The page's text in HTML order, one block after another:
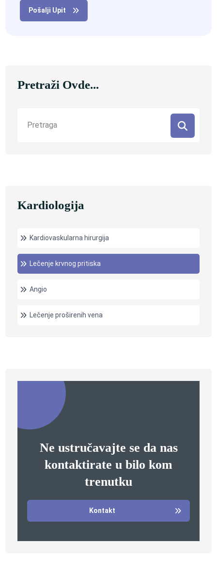
Pošalji Upit
Pretraži Ovde...
Kardiologija
Kardiovaskularna hirurgija
Lečenje krvnog pritiska
Angio
Lečenje proširenih vena
Ne ustručavajte se da nas
kontaktirate u bilo kom
trenutku
Kontakt